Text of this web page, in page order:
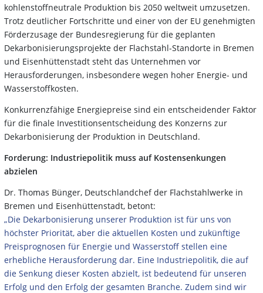
kohlenstoffneutrale Produktion bis 2050 weltweit umzusetzen.
Trotz deutlicher Fortschritte und einer von der EU genehmigten
Förderzusage der Bundesregierung für die geplanten
Dekarbonisierungsprojekte der Flachstahl-Standorte in Bremen
und Eisenhüttenstadt steht das Unternehmen vor
Herausforderungen, insbesondere wegen hoher Energie- und
Wasserstoffkosten.
Konkurrenzfähige Energiepreise sind ein entscheidender Faktor
für die finale Investitionsentscheidung des Konzerns zur
Dekarbonisierung der Produktion in Deutschland.
Forderung: Industriepolitik muss auf Kostensenkungen
abzielen
Dr. Thomas Bünger, Deutschlandchef der Flachstahlwerke in
Bremen und Eisenhüttenstadt, betont:
„Die Dekarbonisierung unserer Produktion ist für uns von
höchster Priorität, aber die aktuellen Kosten und zukünftige
Preisprognosen für Energie und Wasserstoff stellen eine
erhebliche Herausforderung dar. Eine Industriepolitik, die auf
die Senkung dieser Kosten abzielt, ist bedeutend für unseren
Erfolg und den Erfolg der gesamten Branche. Zudem sind wir